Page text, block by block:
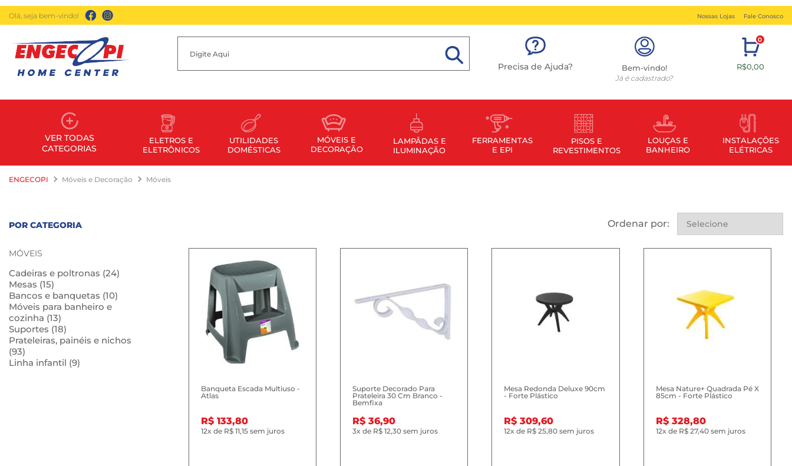
Olá, seja bem-vindo! Nossas Lojas Fale Conosco
Precisa de Ajuda? Bem-vindo!
Já é cadastrado?
0
R$0,00
VER TODAS
CATEGORIAS
ELETROS E
ELETRÔNICOS
UTILIDADES
DOMÉSTICAS
MÓVEIS E
DECORAÇÃO
LAMPÂDAS E
ILUMINAÇÃO
FERRAMENTAS
E EPI
PISOS E
REVESTIMENTOS
LOUÇAS E
BANHEIRO
INSTALAÇÕES
ELÉTRICAS
ENGECOPI Móveis e Decoração Móveis
POR CATEGORIA
MÓVEIS
Cadeiras e poltronas (24)
Mesas (15)
Bancos e banquetas (10)
Móveis para banheiro e
cozinha (13)
Suportes (18)
Prateleiras, painéis e nichos
(93)
Linha infantil (9)
Ordenar por:
Banqueta Escada Multiuso -
Atlas
R$ 133,80
12x de R$ 11,15sem juros
Suporte Decorado Para
Prateleira 30 Cm Branco -
Bemfixa
R$ 36,90
3x de R$ 12,30 sem juros
Mesa Redonda Deluxe 90cm
- Forte Plástico
R$ 309,60
12x de R$ 25,80 sem juros
Mesa Nature+ Quadrada Pé X
85cm - Forte Plástico
R$ 328,80
12x de R$ 27,40sem juros